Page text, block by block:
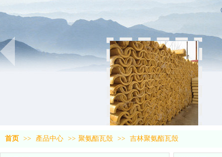
首页 >> 產品中心 >> 聚氨酯瓦殼 >> 吉林聚氨酯瓦殼